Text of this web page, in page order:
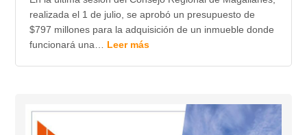
realizada el 1 de julio, se aprobó un presupuesto de
$797 millones para la adquisición de un inmueble donde
funcionará una… Leer más